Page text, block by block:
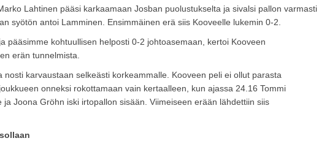
Lahtinen pääsi karkaamaan Josban puolustukselta ja sivalsi pallon varmasti
syötön antoi Lamminen. Ensimmäinen erä siis Kooveelle lukemin 0-2.
pääsimme kohtuullisen helposti 0-2 johtoasemaan, kertoi Kooveen
erän tunnelmista.
karvaustaan selkeästi korkeammalle. Kooveen peli ei ollut parasta
onneksi rokottamaan vain kertaalleen, kun ajassa 24.16 Tommi
Joona Gröhn iski irtopallon sisään. Viimeiseen erään lähdettiin siis